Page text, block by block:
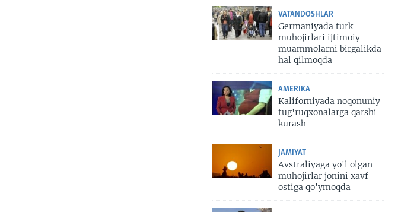
VATANDOSHLAR
Germaniyada turk
muhojirlari ijtimoiy
muammolarni birgalikda
hal qilmoqda
AMERIKA
Kaliforniyada noqonuniy
tug'ruqxonalarga qarshi
kurash
JAMIYAT
Avstraliyaga yo'l olgan
muhojirlar jonini xavf
ostiga qo'ymoqda